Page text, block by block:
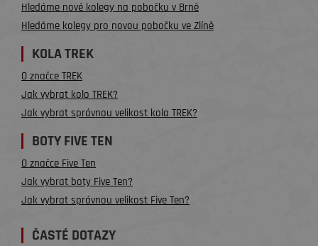
Hledáme nové kolegy na pobočku v Brně
Hledáme kolegy pro novou pobočku ve Zlíně
KOLA TREK
O značce TREK
Jak vybrat kolo TREK?
Jak vybrat správnou velikost kola TREK?
BOTY FIVE TEN
O značce Five Ten
Jak vybrat boty Five Ten?
Jak vybrat správnou velikost Five Ten?
ČASTÉ DOTAZY